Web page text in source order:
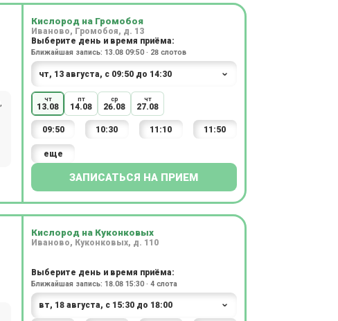
Кислород на Громобоя
Иваново, Громобоя, д. 13
Выберите день и время приёма:
Ближайшая запись: 13.08 09:50 · 28 слотов
чт
13.08
пт
14.08
ср
26.08
чт
27.08
09:50 10:30 11:10 11:50
еще
ЗАПИСАТЬСЯ НА ПРИЕМ
Кислород на Куконковых
Иваново, Куконковых, д. 110
Выберите день и время приёма:
Ближайшая запись: 18.08 15:30 · 4 слота